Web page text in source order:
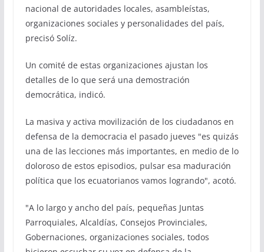
nacional de autoridades locales, asambleístas,
organizaciones sociales y personalidades del país,
precisó Solíz.
Un comité de estas organizaciones ajustan los
detalles de lo que será una demostración
democrática, indicó.
La masiva y activa movilización de los ciudadanos en
defensa de la democracia el pasado jueves "es quizás
una de las lecciones más importantes, en medio de lo
doloroso de estos episodios, pulsar esa maduración
política que los ecuatorianos vamos logrando", acotó.
"A lo largo y ancho del país, pequeñas Juntas
Parroquiales, Alcaldías, Consejos Provinciales,
Gobernaciones, organizaciones sociales, todos